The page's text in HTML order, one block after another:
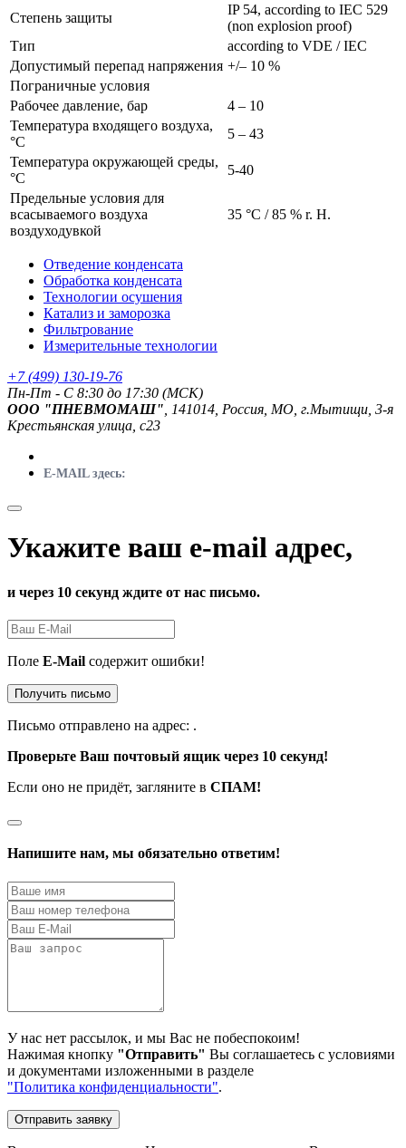
Степень защиты
IP 54, according to IEC 529
(non explosion proof)
Тип
according to VDE / IEC
Допустимый перепад напряжения +/– 10 %
Пограничные условия
Рабочее давление, бар
4 – 10
Температура входящего воздуха,
°C
5 – 43
Температура окружающей среды,
°C
5-40
Предельные условия для
всасываемого воздуха
воздуходувкой
35 °C / 85 % r. H.
Отведение конденсата
Обработка конденсата
Технологии осушения
Катализ и заморозка
Фильтрование
Измерительные технологии
+7 (499) 130-19-76
Пн-Пт - C 8:30 до 17:30 (МСК)
ООО "ПНЕВМОМАШ" , 141014, Россия, МО, г.Мытищи, 3-я
Крестьянская улица, с23
E-MAIL здесь:
Укажите ваш e-mail адрес,
и через 10 секунд ждите от нас письмо.
Поле E-Mail содержит ошибки!
Получить письмо
Письмо отправлено на адрес: .
Проверьте Ваш почтовый ящик через 10 секунд!
Если оно не придёт, загляните в СПАМ!
Напишите нам, мы обязательно ответим!
У нас нет рассылок, и мы Вас не побеспокоим!
Нажимая кнопку "Отправить" Вы соглашаетесь с условиями
и документами изложенными в разделе
"Политика конфиденциальности".
Отправить заявку